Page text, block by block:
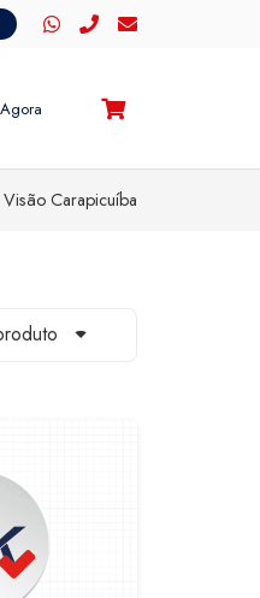
Carapicuíba